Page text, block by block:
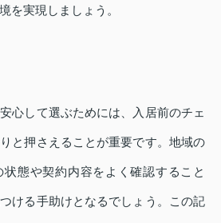
を実現しましょう。
心して選ぶためには、入居前のチェ
と押さえることが重要です。地域の
態や契約内容をよく確認すること
ける手助けとなるでしょう。この記